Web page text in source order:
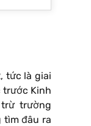
tức là giai
trước Kinh
trường
tìm đâu ra